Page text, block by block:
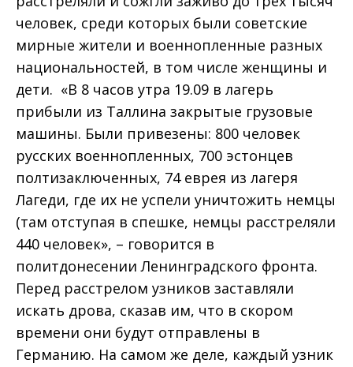
человек, среди которых были советские
мирные жители и военнопленные разных
национальностей, в том числе женщины и
дети. «В 8 часов утра 19.09 в лагерь
прибыли из Таллина закрытые грузовые
машины. Были привезены: 800 человек
русских военнопленных, 700 эстонцев
полтизаключенных, 74 еврея из лагеря
Лагеди, где их не успели уничтожить немцы
(там отступая в спешке, немцы расстреляли
440 человек», – говорится в
политдонесении Ленинградского фронта.
Перед расстрелом узников заставляли
искать дрова, сказав им, что в скором
времени они будут отправлены в
Германию. На самом же деле, каждый узник